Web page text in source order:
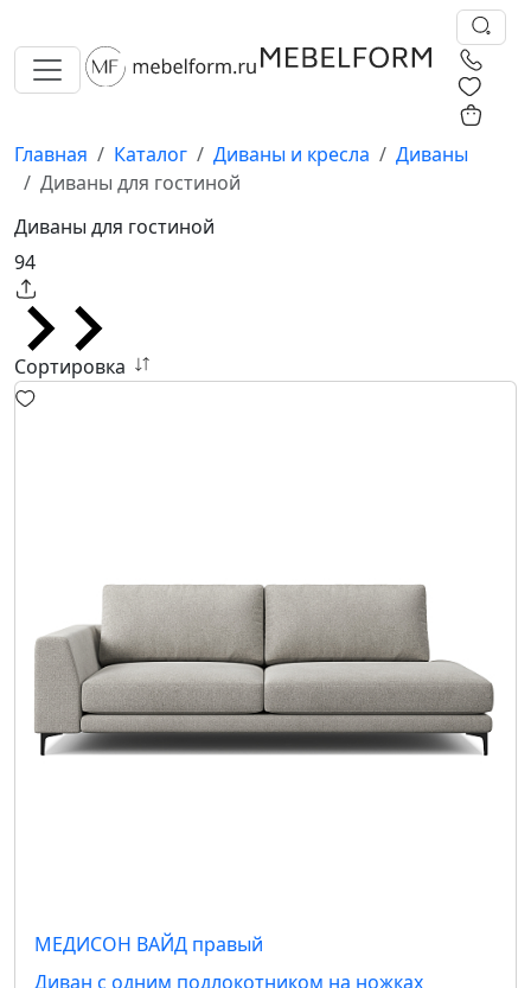
Главная Каталог Диваны и кресла
Диваны
Диваны для гостиной
Диваны для гостиной
94
Сортировка
МЕДИСОН ВАЙД правый
Диван с одним подлокотником на ножках